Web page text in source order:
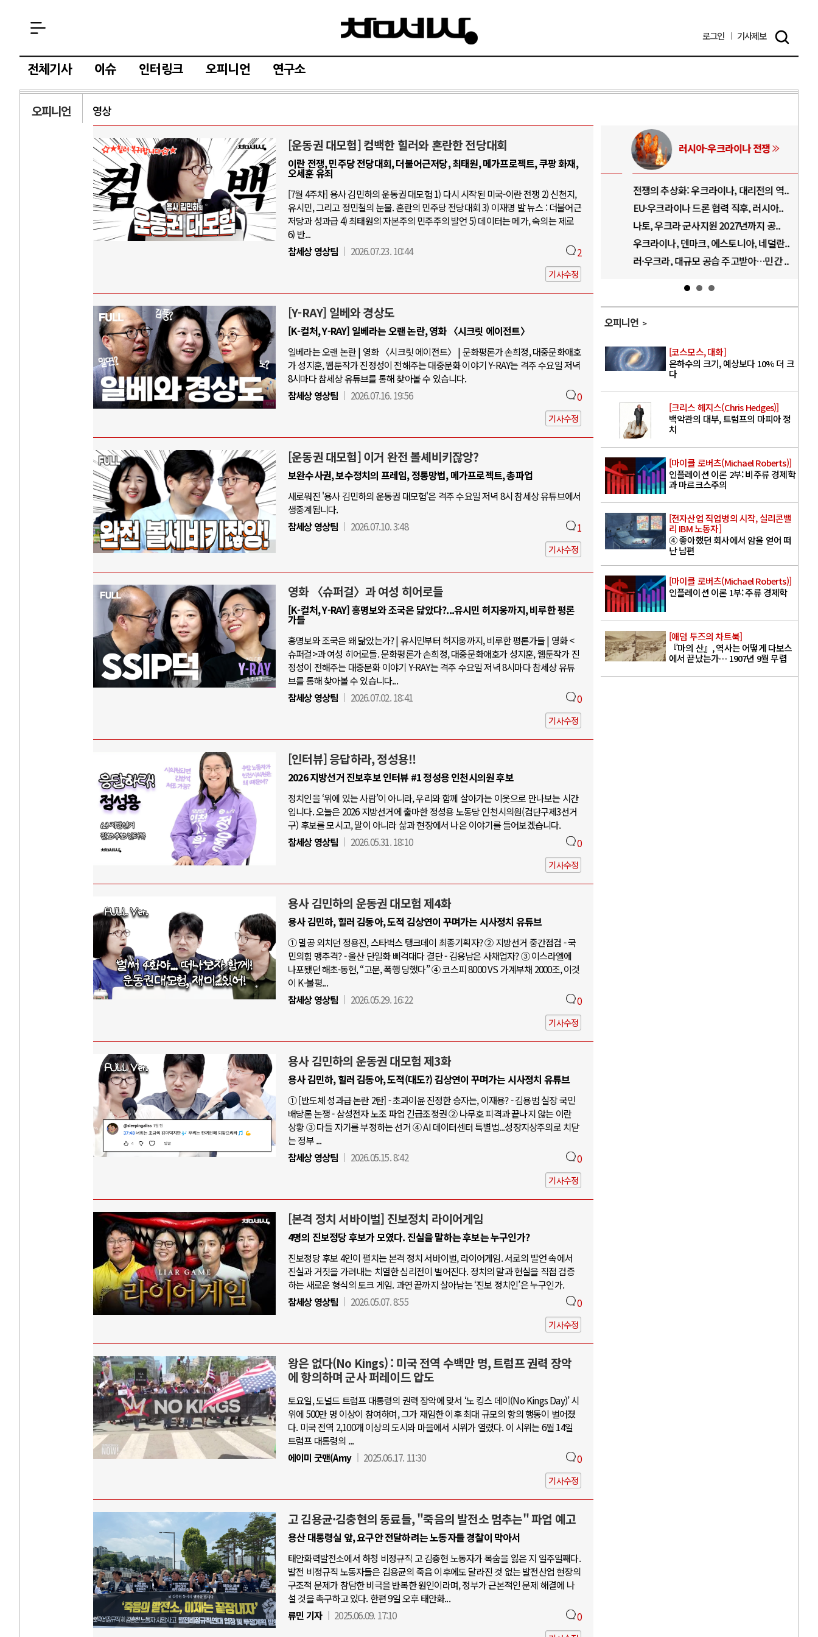
로그인 기사제보
전체기사 이슈 인터링크 오피니언 연구소
오피니언 영상
[운동권 대모험] 컴백한 힐러와 혼란한 전당대회
이란 전쟁, 민주당 전당대회, 더불어근저당, 최태원, 메가프로젝트, 쿠팡 화재,
오세훈 유죄
[7월 4주차] 용사 김민하의 운동권 대모험 1) 다시 시작된 미국-이란 전쟁 2) 신천지,
유시민, 그리고 정민철의 눈물. 혼란의 민주당 전당대회 3) 이재명 발 뉴스 : 더불어근
저당과 성과급 4) 최태원의 자본주의 민주주의 발언 5) 데이터는 메가, 숙의는 제로
6) 반...
참세상 영상팀
2026.07.23. 10:44 2
기사수정
[Y-RAY] 일베와 경상도
[K-컬처, Y-RAY] 일베라는 오랜 논란, 영화 〈시크릿 에이전트〉
일베라는 오랜 논란 | 영화 〈시크릿 에이전트〉 | 문화평론가 손희정, 대중문화애호
가 성지훈, 웹툰작가 진정성이 전해주는 대중문화 이야기 Y-RAY는 격주 수요일 저녁
8시마다 참세상 유튜브를 통해 찾아볼 수 있습니다.
참세상 영상팀
2026.07.16. 19:56 0
기사수정
[운동권 대모험] 이거 완전 볼셰비키잖앙?
보완수사권, 보수정치의 프레임, 정통망법, 메가프로젝트, 총파업
새로워진 '용사 김민하의 운동권 대모험'은 격주 수요일 저녁 8시 참세상 유튜브에서
생중계됩니다.
참세상 영상팀
2026.07.10. 3:48 1
기사수정
영화 〈슈퍼걸〉과 여성 히어로들
[K-컬처, Y-RAY] 홍명보와 조국은 닮았다?...유시민 허지웅까지, 비루한 평론
가들
홍명보와 조국은 왜 닮았는가? | 유시민부터 허지웅까지, 비루한 평론가들 | 영화 <
슈퍼걸>과 여성 히어로들. 문화평론가 손희정, 대중문화애호가 성지훈, 웹툰작가 진
정성이 전해주는 대중문화 이야기 Y-RAY는 격주 수요일 저녁 8시마다 참세상 유튜
브를 통해 찾아볼 수 있습니다...
참세상 영상팀
2026.07.02. 18:41 0
기사수정
[인터뷰] 응답하라, 정성용!!
2026 지방선거 진보후보 인터뷰 #1 정성용 인천시의원 후보
정치인을 ‘위에 있는 사람’이 아니라, 우리와 함께 살아가는 이웃으로 만나보는 시간
입니다. 오늘은 2026 지방선거에 출마한 정성용 노동당 인천시의원(검단구제3선거
구) 후보를 모시고, 말이 아니라 삶과 현장에서 나온 이야기를 들어보겠습니다.
참세상 영상팀
2026.05.31. 18:10 0
기사수정
용사 김민하의 운동권 대모험 제4화
용사 김민하, 힐러 김동아, 도적 김상연이 꾸며가는 시사정치 유튜브
① 멸공 외치던 정용진, 스타벅스 탱크데이 최종기획자? ② 지방선거 중간점검 - 국
민의힘 맹추격? - 울산 단일화 삐걱대다 결단 - 김용남은 사채업자? ③ 이스라엘에
나포됐던 해초·동현, “고문, 폭행 당했다” ④ 코스피 8000 VS 가계부채 2000조, 이것
이 K-불평...
참세상 영상팀
2026.05.29. 16:22 0
기사수정
용사 김민하의 운동권 대모험 제3화
용사 김민하, 힐러 김동아, 도적(대도?) 김상연이 꾸며가는 시사정치 유튜브
① [반도체 성과급 논란 2탄] - 초과이윤 진정한 승자는, 이재용? - 김용범 실장 국민
배당론 논쟁 - 삼성전자 노조 파업 긴급조정권 ② 나무호 피격과 끝나지 않는 이란
상황 ③ 다들 자기를 부정하는 선거 ④ AI 데이터센터 특별법...성장지상주의로 치닫
는 정부 ...
참세상 영상팀
2026.05.15. 8:42 0
기사수정
[본격 정치 서바이벌] 진보정치 라이어게임
4명의 진보정당 후보가 모였다. 진실을 말하는 후보는 누구인가?
진보정당 후보 4인이 펼치는 본격 정치 서바이벌, 라이어게임. 서로의 발언 속에서
진실과 거짓을 가려내는 치열한 심리전이 벌어진다. 정치의 말과 현실을 직접 검증
하는 새로운 형식의 토크 게임. 과연 끝까지 살아남는 ‘진보 정치인’은 누구인가.
참세상 영상팀
2026.05.07. 8:55 0
기사수정
왕은 없다(No Kings) : 미국 전역 수백만 명, 트럼프 권력 장악
에 항의하며 군사 퍼레이드 압도
토요일, 도널드 트럼프 대통령의 권력 장악에 맞서 ‘노 킹스 데이(No Kings Day)’ 시
위에 500만 명 이상이 참여하며, 그가 재임한 이후 최대 규모의 항의 행동이 벌어졌
다. 미국 전역 2,100개 이상의 도시와 마을에서 시위가 열렸다. 이 시위는 6월 14일
트럼프 대통령의 ...
에이미 굿맨(Amy
2025.06.17. 11:30 0
기사수정
고 김용균·김충현의 동료들, "죽음의 발전소 멈추는" 파업 예고
용산 대통령실 앞, 요구안 전달하려는 노동자들 경찰이 막아서
태안화력발전소에서 하청 비정규직 고 김충현 노동자가 목숨을 잃은 지 일주일째다.
발전 비정규직 노동자들은 김용균의 죽음 이후에도 달라진 것 없는 발전산업 현장의
구조적 문제가 참담한 비극을 반복한 원인이라며, 정부가 근본적인 문제 해결에 나
설 것을 촉구하고 있다. 한편 9일 오후 태안화...
류민 기자
2025.06.09. 17:10 0
AI와 인간
중국 AI, 저가 공세로 글로벌 토큰 시..
AI 국부펀드 구상 놓고 미국 진보진영 ..
AI 데이터센터 반대 투쟁은 새로운 글로..
러시아-우크라이나 전쟁
전쟁의 추상화: 우크라이나, 대리전의 역..
EU·우크라이나 드론 협력 직후, 러시아..
나토, 우크라 군사지원 2027년까지 공..
우크라이나, 덴마크, 에스토니아, 네덜란..
러·우크라, 대규모 공습 주고받아…민간 ..
오피니언
[코스모스, 대화]
은하수의 크기, 예상보다 10% 더 크
다
[크리스 헤지스(Chris Hedges)]
백악관의 대부, 트럼프의 마피아 정
치
[마이클 로버츠(Michael Roberts)]
인플레이션 이론 2부: 비주류 경제학
과 마르크스주의
[전자산업 직업병의 시작, 실리콘밸
리 IBM 노동자]
④ 좋아했던 회사에서 암을 얻어 떠
난 남편
[마이클 로버츠(Michael Roberts)]
인플레이션 이론 1부: 주류 경제학
[애덤 투즈의 차트북]
『마의 산』, 역사는 어떻게 다보스
에서 끝났는가… 1907년 9월 무렵